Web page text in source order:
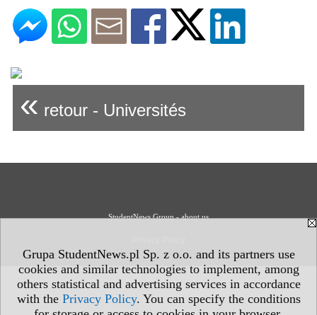
Grupa StudentNews.pl Sp. z o.o. and its partners use
cookies and similar technologies to implement, among
others statistical and advertising services in accordance
with the Privacy Policy. You can specify the conditions
« retour - Universités
StudentNews Group - about us